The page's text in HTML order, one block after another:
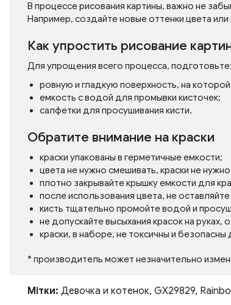
В процессе рисования картины, важно не
Например, создайте новые оттенки цвета
Как упростить рисование
Для упрощения всего процесса, подготовьте:
ровную и гладкую поверхность, на
емкость с водой для промывки кисточек;
салфетки для просушивания кисти.
Обратите внимание на краски
краски упакованы в герметичные емкости;
цвета не нужно смешивать, краски не
плотно закрывайте крышку емкости для
после использования цвета, не оставляйте
кисть тщательно промойте водой и
не допускайте высыхания красок на
краски, в наборе, не токсичны и безопасны
* производитель может незначительно
Мітки: Девочка и котенок, GX29829,